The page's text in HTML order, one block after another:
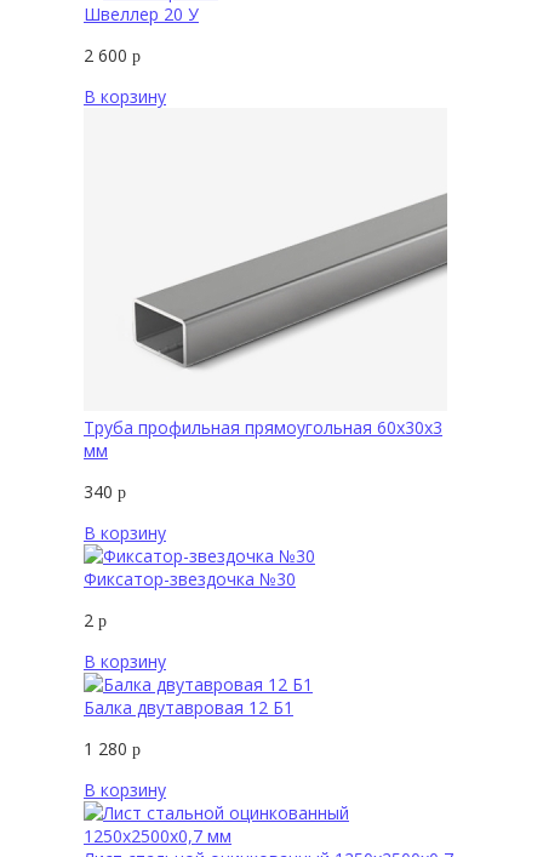
Швеллер 20 У
2 600 р
В корзину
Труба профильная прямоугольная 60х30х3
мм
340 р
В корзину
Фиксатор-звездочка №30
2 р
В корзину
Балка двутавровая 12 Б1
1 280 р
В корзину